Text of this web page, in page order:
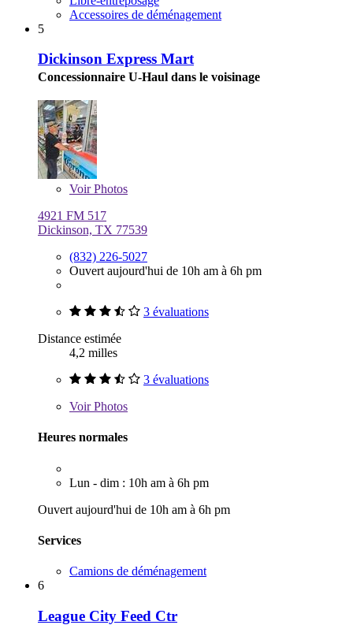
Accessoires de déménagement
5
Dickinson Express Mart
Concessionnaire U-Haul dans le voisinage
VoirPhotos
4921 FM 517
Dickinson, TX 77539
(832) 226-5027
Ouvert aujourd'hui de 10h am à 6h pm
3 évaluations
Distance estimée
4,2 milles
3 évaluations
VoirPhotos
Heures normales
Lun - dim : 10h am à 6h pm
Ouvert aujourd'hui de 10h am à 6h pm
Services
Camions de déménagement
6
League City Feed Ctr